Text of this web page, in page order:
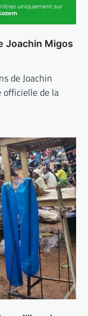
Joachin Migos
de Joachin
officielle de la